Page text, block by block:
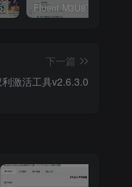
Kazumi番剧采集v1.6.9：支持自定义规则+在线观看+弹幕，跨平台下载
下一篇
激活工具v2.6.3.0